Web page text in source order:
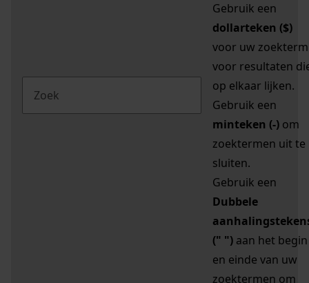
Gebruik een
dollarteken ($)
voor uw zoekterm
voor resultaten
op elkaar lijken.
Gebruik een
minteken (-) om
zoektermen uit te
sluiten.
Gebruik een
Dubbele
(" ") aan het begin
en einde van uw
zoektermen om